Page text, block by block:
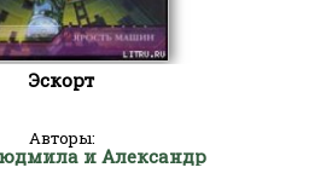
Эскорт
Авторы:
и Александр